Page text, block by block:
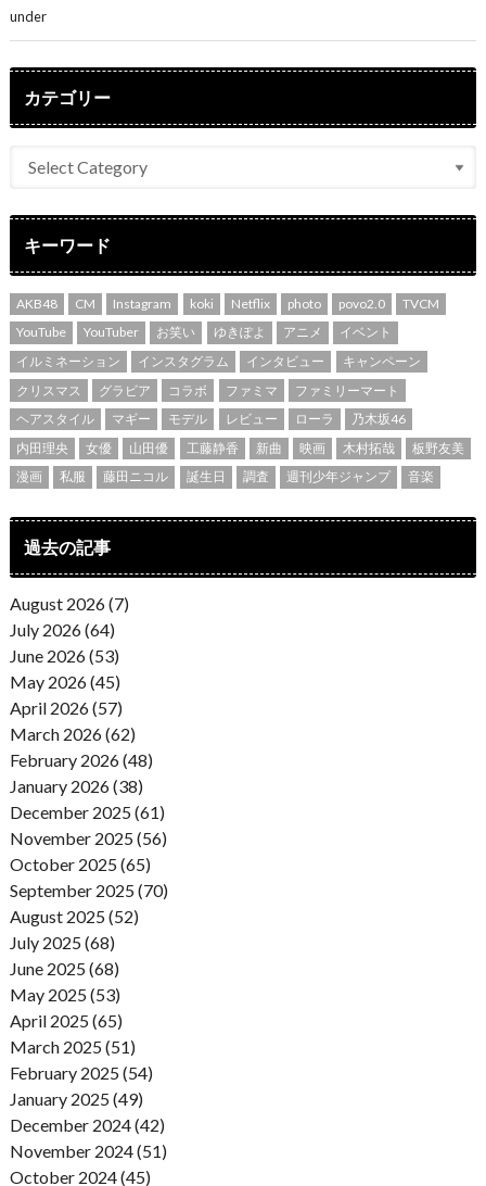
under
カテゴリー
キーワード
AKB48 CM Instagram koki Netflix photo povo2.0
TVCM
YouTube
YouTuber お笑い ゆきぽよ アニメ
イベント
イルミネーション
インスタグラム インタビュー
キャンペーン
クリスマス
グラビア コラボ ファミマ
ファミリーマート
ヘアスタイル
マギー モデル レビュー ローラ
乃木坂46
内田理央
女優 山田優 工藤静香 新曲 映画 木村拓哉
板野友美
漫画
私服 藤田ニコル 誕生日 調査 週刊少年ジャンプ 音楽
過去の記事
August 2026 (7)
July 2026 (64)
June 2026 (53)
May 2026 (45)
April 2026 (57)
March 2026 (62)
February 2026 (48)
January 2026 (38)
December 2025 (61)
November 2025 (56)
October 2025 (65)
September 2025 (70)
August 2025 (52)
July 2025 (68)
June 2025 (68)
May 2025 (53)
April 2025 (65)
March 2025 (51)
February 2025 (54)
January 2025 (49)
December 2024 (42)
November 2024 (51)
October 2024 (45)